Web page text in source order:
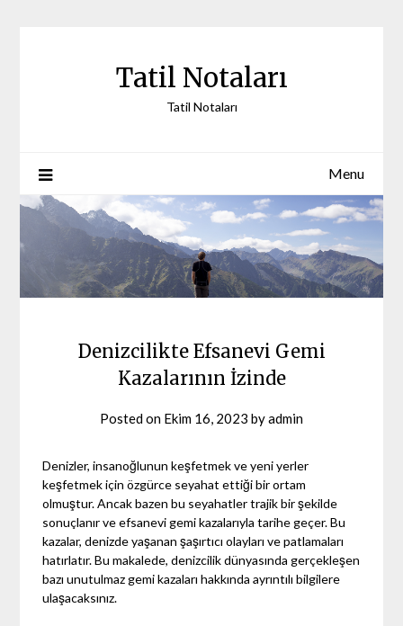
Tatil Notaları
Tatil Notaları
Menu
Denizcilikte Efsanevi Gemi
Kazalarının İzinde
Posted on Ekim 16, 2023 byadmin
Denizler, insanoğlunun keşfetmek ve yeni yerler
keşfetmek için özgürce seyahat ettiği bir ortam
olmuştur. Ancak bazen bu seyahatler trajik bir şekilde
sonuçlanır ve efsanevi gemi kazalarıyla tarihe geçer. Bu
kazalar, denizde yaşanan şaşırtıcı olayları ve patlamaları
hatırlatır. Bu makalede, denizcilik dünyasında gerçekleşen
bazı unutulmaz gemi kazaları hakkında ayrıntılı bilgilere
ulaşacaksınız.